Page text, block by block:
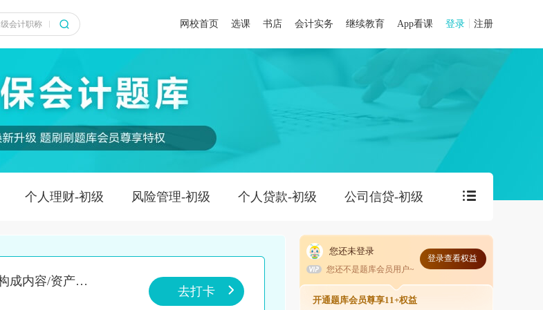
网校首页 选课 书店 会计实务 继续教育 App看课 登录 注册
个人理财-初级 风险管理-初级 个人贷款-初级 公司信贷-初级 银行管理-初级
知识点：资产负债管理的原则、构成内容/资产负债管理的原则、构成内容/资产负债管理的原则、构成内容
去打卡
您还未登录
您还不是题库会员用户~
登录查看权益
开通题库会员尊享11+权益